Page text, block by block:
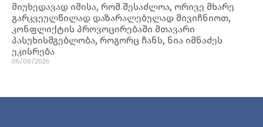
მიუხედავად იმისა, რომ შესაძლოა, ორივე მხარე
გარკვეულწილად დაზარალებულად მივიჩნიოთ,
კონფლიქტის პროვოცირებაში მთავარი
პასუხისმგებლობა, როგორც ჩანს, ნია იმნაძეს
ეკისრება
06/08/2026